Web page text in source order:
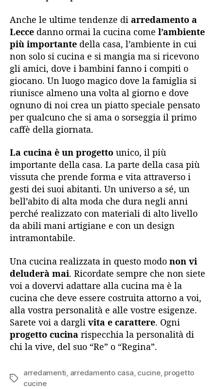
Anche le ultime tendenze di arredamento a
Lecce danno ormai la cucina come l’ambiente
più importante della casa, l’ambiente in cui
non solo si cucina e si mangia ma si ricevono
gli amici, dove i bambini fanno i compiti o
giocano. Un luogo magico dove la famiglia si
riunisce almeno una volta al giorno e dove
ognuno di noi crea un piatto speciale pensato
per qualcuno che si ama o sorseggia il primo
caffè della giornata.
La cucina è un progetto unico, il più
importante della casa. La parte della casa più
vissuta che prende forma e vita attraverso i
gesti dei suoi abitanti. Un universo a sé, un
bell’abito di alta moda che dura negli anni
perché realizzato con materiali di alto livello
da abili mani artigiane e con un design
intramontabile.
Una cucina realizzata in questo modo non vi
deluderà mai. Ricordate sempre che non siete
voi a dovervi adattare alla cucina ma è la
cucina che deve essere costruita attorno a voi,
alla vostra personalità e alle vostre esigenze.
Sarete voi a dargli vita e carattere. Ogni
progetto cucina rispecchia la personalità di
chi la vive, del suo “Re” o “Regina”.
Tag
arredamenti arredamento casa cucine, progetto
cucine